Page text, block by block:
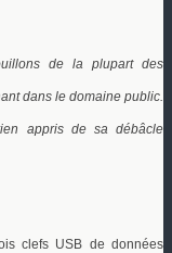
de la plupart des
dans le domaine public.
appris de sa débâcle
clefs USB de données